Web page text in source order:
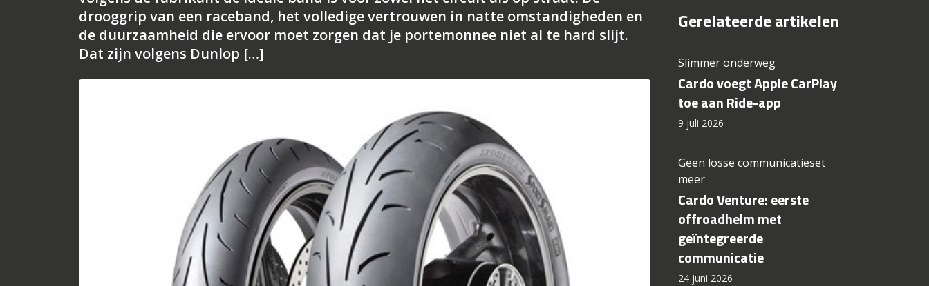
drooggrip van een raceband, het volledige vertrouwen in natte omstandigheden en
de duurzaamheid die ervoor moet zorgen dat je portemonnee niet al te hard slijt.
Dat zijn volgens Dunlop […]
Gerelateerde artikelen
Slimmer onderweg
Cardo voegt Apple CarPlay
toe aan Ride-app
9 juli 2026
Geen losse communicatieset
meer
Cardo Venture: eerste
offroadhelm met
geïntegreerde
communicatie
24 juni 2026